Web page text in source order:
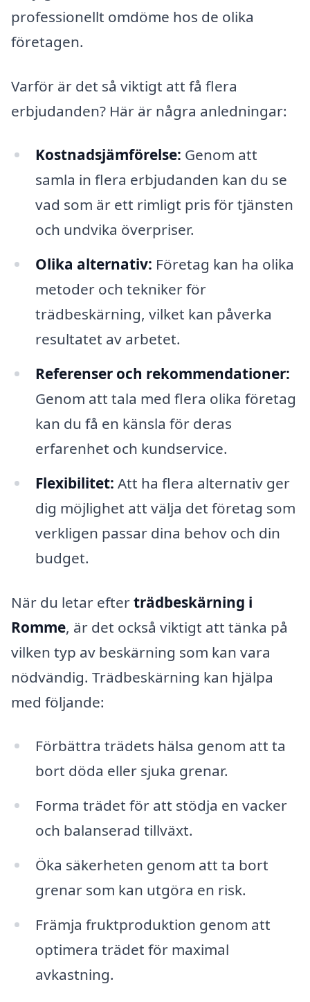
professionellt omdöme hos de olika
företagen.
Varför är det så viktigt att få flera
erbjudanden? Här är några anledningar:
Kostnadsjämförelse: Genom att
samla in flera erbjudanden kan du se
vad som är ett rimligt pris för tjänsten
och undvika överpriser.
Olika alternativ: Företag kan ha olika
metoder och tekniker för
trädbeskärning, vilket kan påverka
resultatet av arbetet.
Referenser och rekommendationer:
Genom att tala med flera olika företag
kan du få en känsla för deras
erfarenhet och kundservice.
Flexibilitet: Att ha flera alternativ ger
dig möjlighet att välja det företag som
verkligen passar dina behov och din
budget.
När du letar efterträdbeskärning i
Romme, är det också viktigt att tänka på
vilken typ av beskärning som kan vara
nödvändig. Trädbeskärning kan hjälpa
med följande:
Förbättra trädets hälsa genom att ta
bort döda eller sjuka grenar.
Forma trädet för att stödja en vacker
och balanserad tillväxt.
Öka säkerheten genom att ta bort
grenar som kan utgöra en risk.
Främja fruktproduktion genom att
optimera trädet för maximal
avkastning.